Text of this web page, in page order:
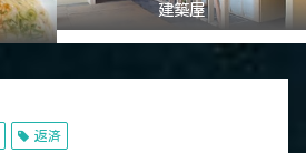
建築屋
返済